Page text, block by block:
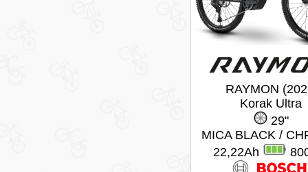
RAYMON
Korak Ultra
29"
MICA BLACK /
22,22Ah